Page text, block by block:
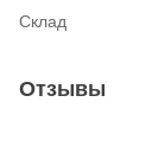
Склад
Отзывы